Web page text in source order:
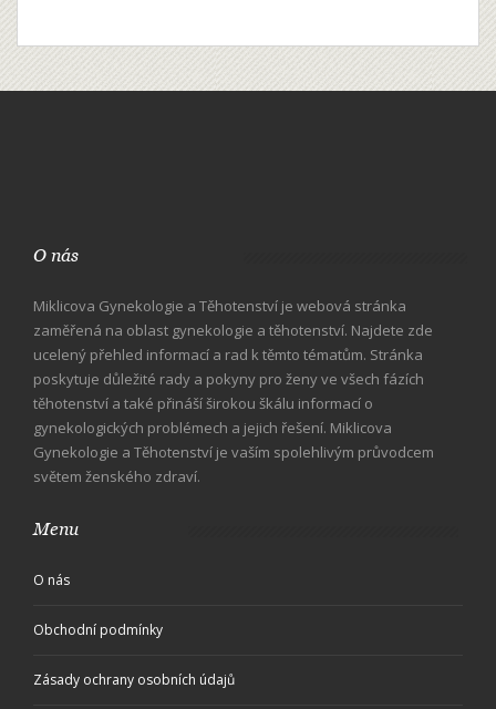
O nás
Miklicova Gynekologie a Těhotenství je webová stránka
zaměřená na oblast gynekologie a těhotenství. Najdete zde
ucelený přehled informací a rad k těmto tématům. Stránka
poskytuje důležité rady a pokyny pro ženy ve všech fázích
těhotenství a také přináší širokou škálu informací o
gynekologických problémech a jejich řešení. Miklicova
Gynekologie a Těhotenství je vaším spolehlivým průvodcem
světem ženského zdraví.
Menu
O nás
Obchodní podmínky
Zásady ochrany osobních údajů